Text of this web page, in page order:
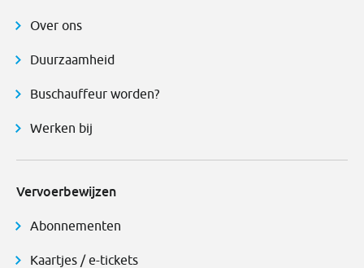
Over ons
Duurzaamheid
Buschauffeur worden?
Werken bij
Vervoerbewijzen
Abonnementen
Kaartjes / e-tickets